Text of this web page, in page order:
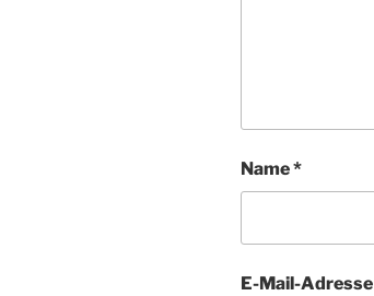
Name*
E-Mail-Adresse